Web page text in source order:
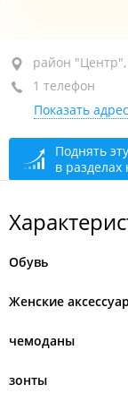
район "Центр",
ТК
открыто:
район
1 телефон
Показать
Поднять
в разделах
Обувь
Женские
чемоданы
зонты